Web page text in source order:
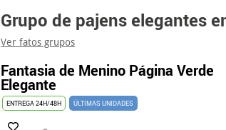
Grupo de pajens elegantes
Ver fatos grupos
Fantasia de Menino Página Verde
Elegante
ENTREGA 24H/48H ÚLTIMAS UNIDADES